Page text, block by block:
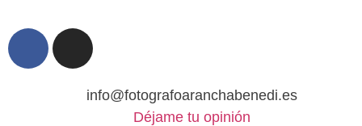
info@fotografoaranchabenedi.es
Déjame tu opinión